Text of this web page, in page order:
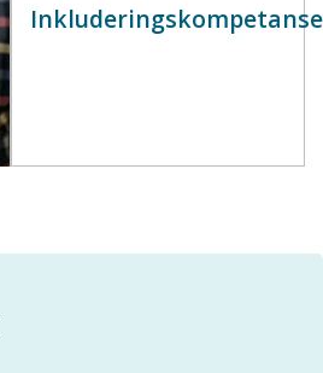
Inkluderingskompetanse